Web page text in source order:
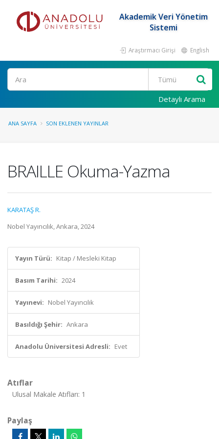
Akademik Veri Yönetim
Sistemi
Araştırmacı Girişi English
Ara
Detaylı Arama
ANA SAYFA SON EKLENEN YAYINLAR
BRAILLE Okuma-Yazma
KARATAŞ R.
Nobel Yayıncılık, Ankara, 2024
Yayın Türü: Kitap / Mesleki Kitap
Basım Tarihi: 2024
Yayınevi: Nobel Yayıncılık
Basıldığı Şehir: Ankara
Anadolu Üniversitesi Adresli: Evet
Atıflar
Ulusal Makale Atıfları: 1
Paylaş